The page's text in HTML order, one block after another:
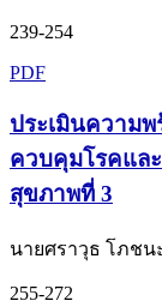
239-254
PDF
ประเมินความ
ควบคุมโรคแล
สุขภาพที่ 3
นายศราวุธ โภช
255-272